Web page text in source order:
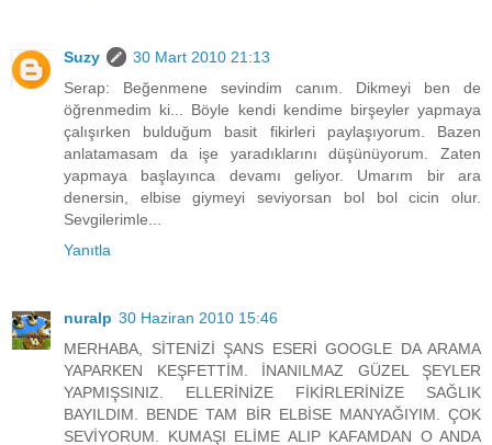
Suzy
30 Mart 2010 21:13
Serap: Beğenmene sevindim canım. Dikmeyi ben de
öğrenmedim ki... Böyle kendi kendime birşeyler yapmaya
çalışırken bulduğum basit fikirleri paylaşıyorum. Bazen
anlatamasam da işe yaradıklarını düşünüyorum. Zaten
yapmaya başlayınca devamı geliyor. Umarım bir ara
denersin, elbise giymeyi seviyorsan bol bol cicin olur.
Sevgilerimle...
Yanıtla
nuralp 30 Haziran 2010 15:46
MERHABA, SİTENİZİ ŞANS ESERİ GOOGLE DA ARAMA
YAPARKEN KEŞFETTİM. İNANILMAZ GÜZEL ŞEYLER
YAPMIŞSINIZ. ELLERİNİZE FİKİRLERİNİZE SAĞLIK
BAYILDIM. BENDE TAM BİR ELBİSE MANYAĞIYIM. ÇOK
SEVİYORUM. KUMAŞI ELİME ALIP KAFAMDAN O ANDA